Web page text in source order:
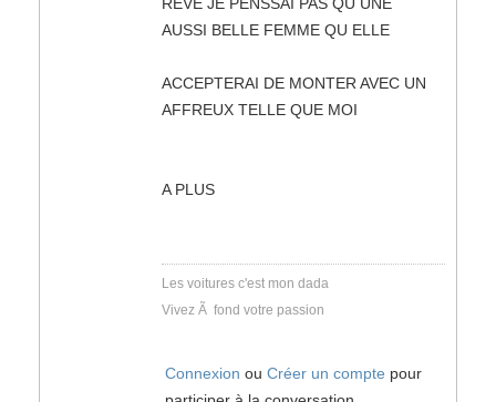
AUSSI BELLE FEMME QU ELLE
ACCEPTERAI DE MONTER AVEC UN
AFFREUX TELLE QUE MOI
A PLUS
Les voitures c'est mon dada
Vivez Ã fond votre passion
Connexion ou Créer un compte pour